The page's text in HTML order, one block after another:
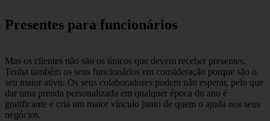
Presentes para funcionários
Mas os clientes não são os únicos que devem receber presentes.
Tenha também os seus funcionários em consideração porque são o
seu maior ativo. Os seus colaboradores podem não esperar, pelo que
dar uma prenda personalizada em qualquer época do ano é
gratificante e cria um maior vínculo junto de quem o ajuda nos seus
negócios.